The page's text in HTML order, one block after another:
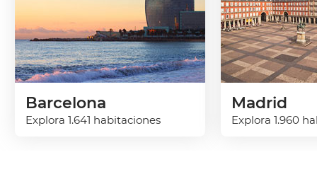
Barcelona
Explora 1.641 habitaciones
Madrid
Explora 1.960